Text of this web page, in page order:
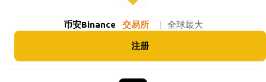
币安Binance 交易所 | 全球最大
注册